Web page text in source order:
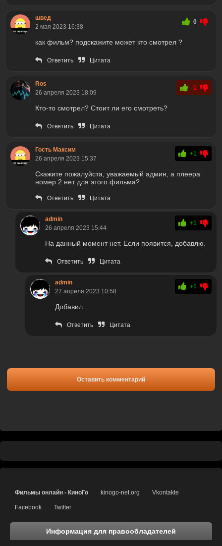
швед
2 мая 2023 16:38
0
как фильм? подскажите может кто смотрел ?
Ответить Цитата
Ros
26 апреля 2023 18:09
-1
Кто-то смотрел? Стоит ли его смотреть?
Ответить Цитата
Гость Максим
26 апреля 2023 15:37
+1
Скажите пожалуйста, уважаемый админ, а плеера
номер 2 нет для этого фильма?
Ответить Цитата
admin
26 апреля 2023 15:44
+1
На данный момент нет. Если появится, добавлю.
Ответить Цитата
admin
27 апреля 2023 10:58
+1
Добавил.
Ответить Цитата
Оставить комментарий
Фильмы онлайн - КиноГо kinogo-net.org Vkontakte
Facebook Twitter
Информация для правообладателей